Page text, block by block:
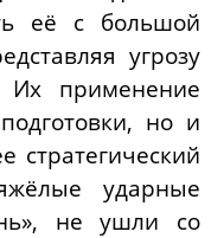
её с большой
угрозу
применение
но и
стратегический
ударные
не ушли со